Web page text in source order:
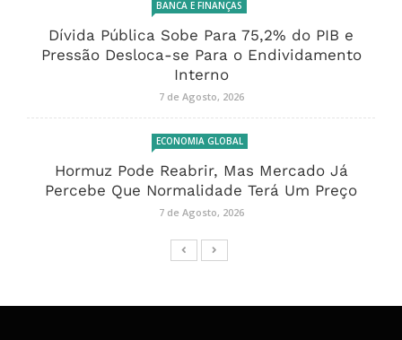
BANCA E FINANÇAS
Dívida Pública Sobe Para 75,2% do PIB e
Pressão Desloca-se Para o Endividamento
Interno
7 de Agosto, 2026
ECONOMIA GLOBAL
Hormuz Pode Reabrir, Mas Mercado Já
Percebe Que Normalidade Terá Um Preço
7 de Agosto, 2026